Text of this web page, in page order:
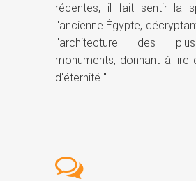
récentes, il fait sentir la
l'ancienne Égypte,
l'architecture des
monuments, donnant à lire
d'éternité ".